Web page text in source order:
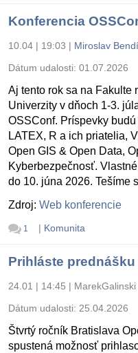
Konferencia
10.04 | 19:03 | Miroslav
Dátum udalosti: 01.07.2026
Aj tento rok sa na Fakulte
Univerzity v dňoch 1-3.
OSSConf. Príspevky
LATEX, R a ich priatelia,
Open GIS & Open Data,
Kyberbezpečnosť.
do 10. júna 2026. Tešíme
Zdroj: Web konferencie
1 | Komunita
Prihláste
24.01 | 14:45 | MarekGalinski
Dátum udalosti: 25.04.2026
Štvrtý ročník Bratislava
spustená možnosť